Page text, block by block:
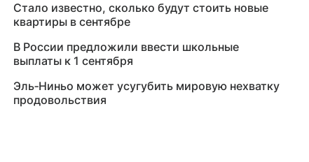
Стало известно, сколько будут стоить новые
квартиры в сентябре
В России предложили ввести школьные
выплаты к 1 сентября
Эль‑Ниньо может усугубить мировую нехватку
продовольствия